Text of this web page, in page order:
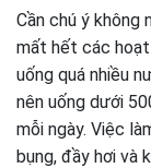
Cần chú ý không
mất hết các
uống quá nhiều
nên uống dưới
mỗi ngày. Việc
bụng, đầy hơi và